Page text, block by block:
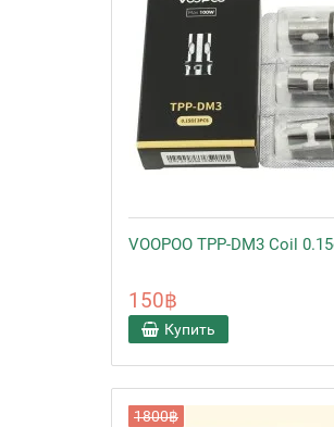
VOOPOO TPP-DM3 Coil
150฿
Купить
1800฿